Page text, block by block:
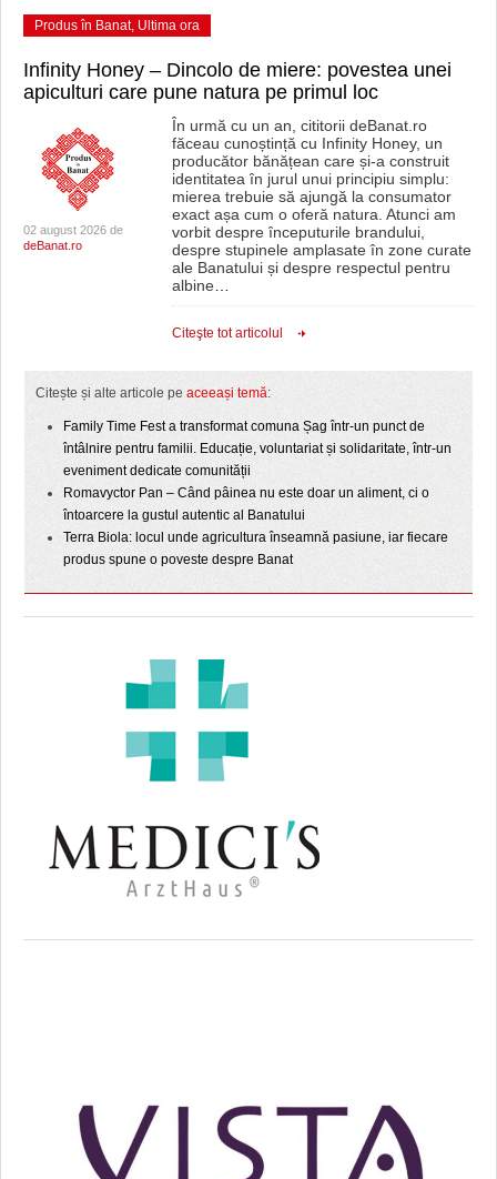
Produs în Banat, Ultima ora
Infinity Honey – Dincolo de miere: povestea unei
apiculturi care pune natura pe primul loc
02 august 2026 de
deBanat.ro
În urmă cu un an, cititorii deBanat.ro
făceau cunoștință cu Infinity Honey, un
producător bănățean care și-a construit
identitatea în jurul unui principiu simplu:
mierea trebuie să ajungă la consumator
exact așa cum o oferă natura. Atunci am
vorbit despre începuturile brandului,
despre stupinele amplasate în zone curate
ale Banatului și despre respectul pentru
albine…
Citeşte tot articolul
Citește și alte articole pe aceeași temă:
Family Time Fest a transformat comuna Șag într-un punct de
întâlnire pentru familii. Educație, voluntariat și solidaritate, într-un
eveniment dedicate comunității
Romavyctor Pan – Când pâinea nu este doar un aliment, ci o
întoarcere la gustul autentic al Banatului
Terra Biola: locul unde agricultura înseamnă pasiune, iar fiecare
produs spune o poveste despre Banat